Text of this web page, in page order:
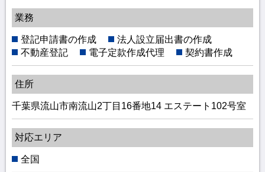
業務
登記申請書の作成
法人設立届出書の作成
不動産登記
電子定款作成代理 契約書作成
住所
千葉県流山市南流山2丁目16番地14 エステート102号室
対応エリア
全国